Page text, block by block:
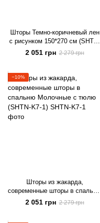
Шторы Темно-коричневый лен
с рисунком 150*270 см (SHTN-
M17-8)
2 051 грн 2 279 грн
−10%
Шторы из жакарда,
современные шторы в спальню
Молочные с тюлю (SHTN-K7-1)
2 051 грн 2 279 грн